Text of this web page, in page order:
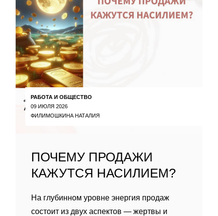
РАБОТА И ОБЩЕСТВО
09 ИЮЛЯ 2026
ФИЛИМОШКИНА НАТАЛИЯ
ПОЧЕМУ ПРОДАЖИ
КАЖУТСЯ НАСИЛИЕМ?
На глубинном уровне энергия продаж
состоит из двух аспектов — жертвы и